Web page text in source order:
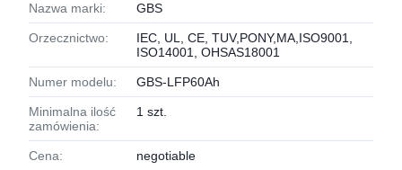
Nazwa marki: GBS
Orzecznictwo:
IEC, UL, CE, TUV,PONY,MA,ISO9001,
ISO14001, OHSAS18001
Numer modelu: GBS-LFP60Ah
Minimalna ilość
zamówienia:
1 szt.
Cena: negotiable